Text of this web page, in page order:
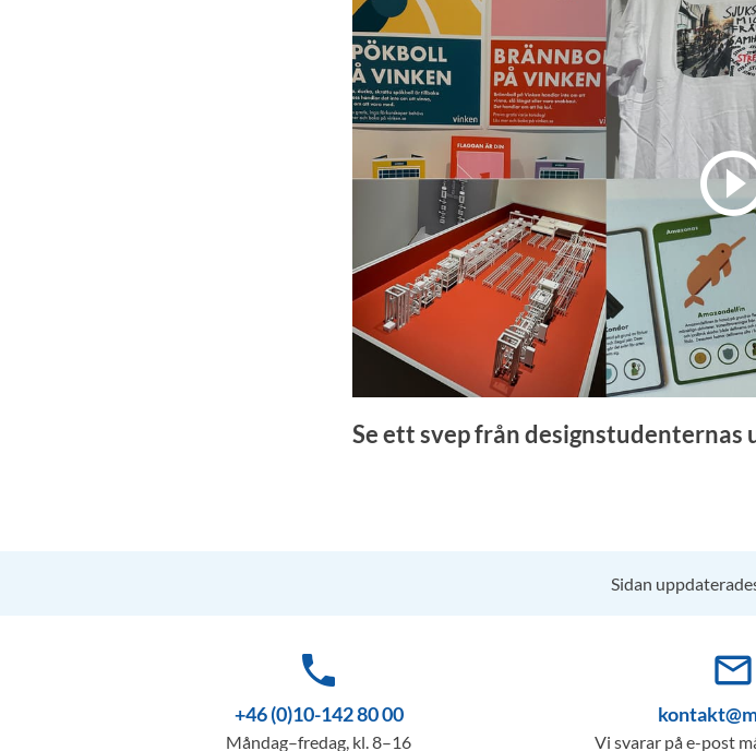
Se ett svep från designstudenternas
Sidan
phone
+46 (0)10-142 80 00
Måndag–fredag, kl. 8–16
mail_outline
Vi svarar på e-post